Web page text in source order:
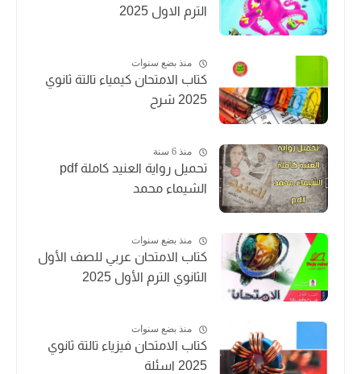
الترم الاول 2025
منذ بضع سنوات
كتاب الامتحان كيمياء تالتة ثانوي
2025 شرح
منذ 6 سنة
تحميل رواية العنيد كاملة pdf
الشيماء محمد
منذ بضع سنوات
كتاب الامتحان عربي للصف الأول
الثانوي الترم الأول 2025
منذ بضع سنوات
كتاب الامتحان فيزياء تالتة ثانوي
2025 اسئلة